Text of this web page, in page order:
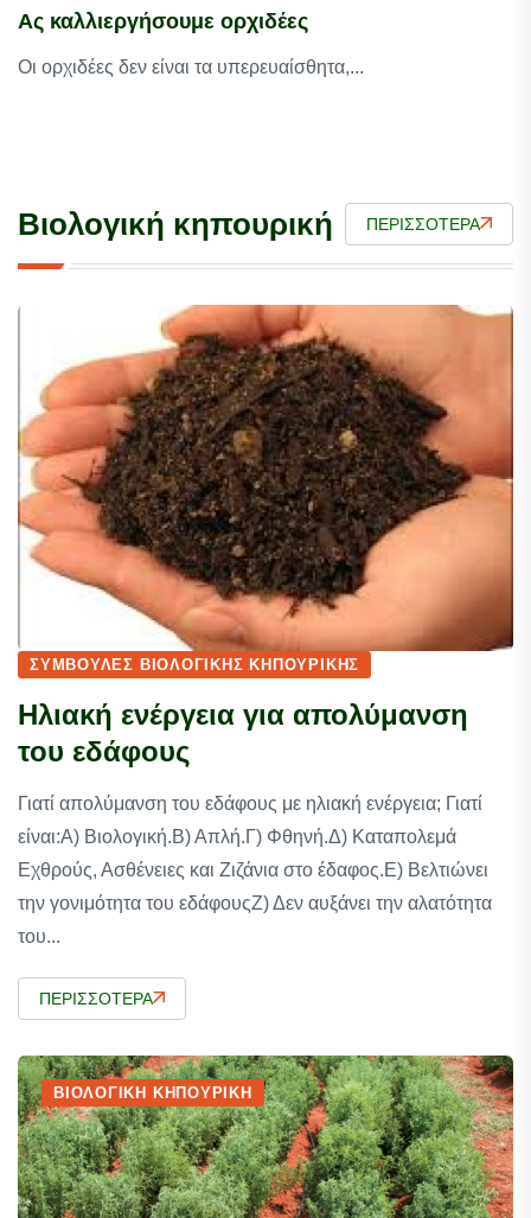
Ας καλλιεργήσουμε ορχιδέες
Οι ορχιδέες δεν είναι τα υπερευαίσθητα,...
Βιολογική κηπουρική ΠΕΡΙΣΣΌΤΕΡΑ
ΣΥΜΒΟΥΛΈΣ ΒΙΟΛΟΓΙΚΉΣ ΚΗΠΟΥΡΙΚΉΣ
Ηλιακή ενέργεια για απολύμανση
του εδάφους
Γιατί απολύμανση του εδάφους με ηλιακή ενέργεια; Γιατί
είναι:Α) Βιολογική.Β) Απλή.Γ) Φθηνή.Δ) Καταπολεμά
Εχθρούς, Ασθένειες και Ζιζάνια στο έδαφος.Ε) Βελτιώνει
την γονιμότητα του εδάφουςΖ) Δεν αυξάνει την αλατότητα
του...
ΠΕΡΙΣΣΌΤΕΡΑ
ΒΙΟΛΟΓΙΚΉ ΚΗΠΟΥΡΙΚΉ